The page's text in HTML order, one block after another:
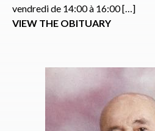
vendredi de 14:00 à 16:00 […]
VIEW THE OBITUARY